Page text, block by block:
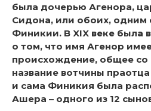
была дочерью Агенора,
Сидона, или обоих, одним
Финикии. В XIX веке была
о том, что имя Агенор
происхождение, общее со
название вотчины
и сама Финикия была
Ашера – одного из 12